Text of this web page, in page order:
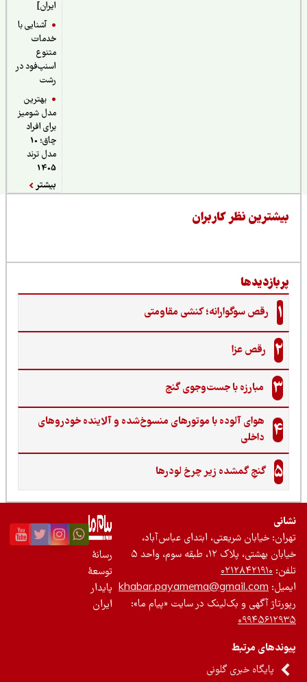
آشنایی با
خدمات
اسنپ‌فود در
بهترین
مدل شومیز
برای افراد
چاق؛ 10
مدل ترند
نظر کاربران
رقص سوگوارانه؛ کنشی مقاومتی
رقص عزا
مبارزه با جست‌وجوی گنج‌
هوای آلوده با موتورهای منسوخ‌شده و آلاینده خودروهای
داخلی
گنجِ گمشده زیر چرخ لودرها
خیابان شریعتی، ابتدای عباس‌آباد،
بهشتی، پلاک ۱۲، طبقه سوم، واحد ۵
۰۲۱۲۸۴۲۱۹۱۰
khabar.payamema@gmail.com
آگهی و بک‌لینک در سایت «پیام ما»:
مرتبط
پایگاه خبری گلونی
رسانۀ
توسعۀ
پایدار
ایران